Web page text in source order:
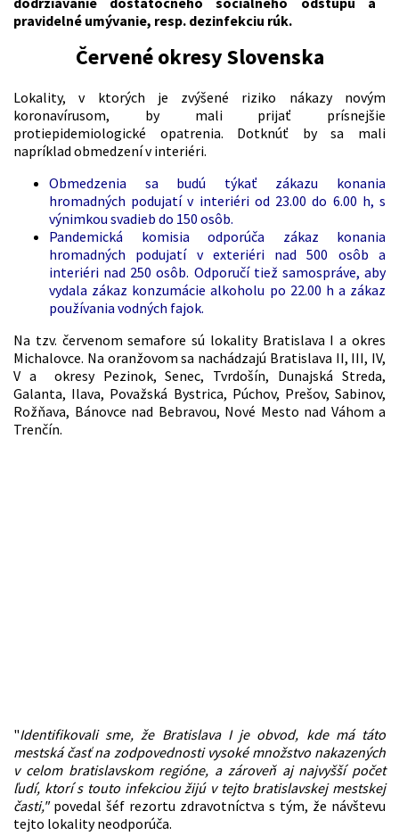
pravidelné umývanie, resp. dezinfekciu rúk.
Červené okresy Slovenska
Lokality, v ktorých je zvýšené riziko nákazy novým
koronavírusom, by mali prijať prísnejšie
protiepidemiologické opatrenia. Dotknúť by sa mali
napríklad obmedzení v interiéri.
Obmedzenia sa budú týkať zákazu konania
hromadných podujatí v interiéri od 23.00 do 6.00 h, s
výnimkou svadieb do 150 osôb.
Pandemická komisia odporúča zákaz konania
hromadných podujatí v exteriéri nad 500 osôb a
interiéri nad 250 osôb. Odporučí tiež samospráve, aby
vydala zákaz konzumácie alkoholu po 22.00 h a zákaz
používania vodných fajok.
Na tzv. červenom semafore sú lokality Bratislava I a okres
Michalovce. Na oranžovom sa nachádzajú Bratislava II, III, IV,
V a okresy Pezinok, Senec, Tvrdošín, Dunajská Streda,
Galanta, Ilava, Považská Bystrica, Púchov, Prešov, Sabinov,
Rožňava, Bánovce nad Bebravou, Nové Mesto nad Váhom a
Trenčín.
"Identifikovali sme, že Bratislava I je obvod, kde má táto
mestská časť na zodpovednosti vysoké množstvo nakazených
v celom bratislavskom regióne, a zároveň aj najvyšší počet
ľudí, ktorí s touto infekciou žijú v tejto bratislavskej mestskej
časti,"povedal šéf rezortu zdravotníctva s tým, že návštevu
tejto lokality neodporúča.